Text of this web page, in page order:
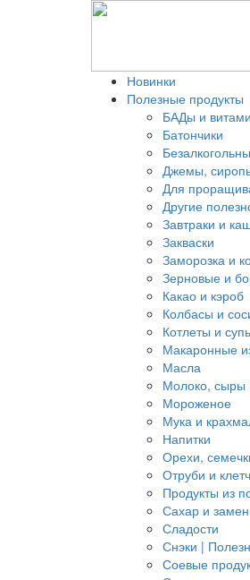
Новинки
Полезные продукты
БАДы и
Батончики
Джемы,
Для
Другие
Завтраки и
Закваски
Заморозка и
Зерновые и
Какао и кэроб
Колбасы и
Котлеты и
Макаронные
Масла
Молоко, сыры
Мороженое
Мука и
Напитки
Орехи,
Отруби и
Продукты из
Сахар и
Сладости
Снэки |
Соевые